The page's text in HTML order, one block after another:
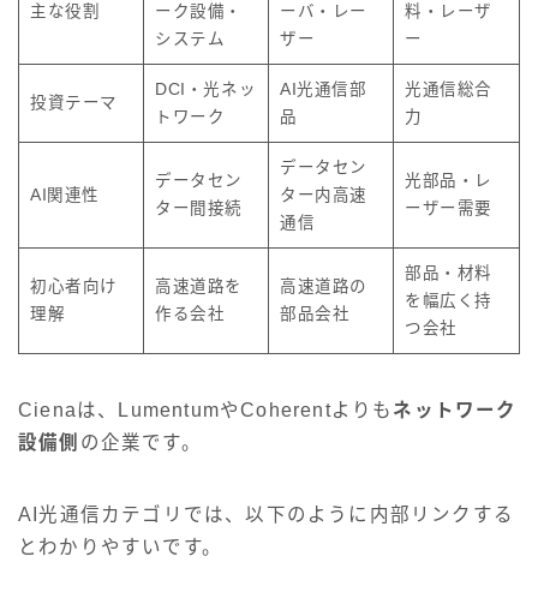
主な役割
ーク設備・
システム
ーバ・レー
ザー
料・レーザ
ー
投資テーマ
DCI・光ネッ
トワーク
AI光通信部
品
光通信総合
力
AI関連性
データセン
ター間接続
データセン
ター内高速
通信
光部品・レ
ーザー需要
初心者向け
理解
高速道路を
作る会社
高速道路の
部品会社
部品・材料
を幅広く持
つ会社
Cienaは、LumentumやCoherentよりも ネットワーク
設備側 の企業です。
AI光通信カテゴリでは、以下のように内部リンクする
とわかりやすいです。